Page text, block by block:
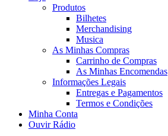
Produtos
Bilhetes
Merchandising
Musica
As Minhas Compras
Carrinho de Compras
As Minhas Encomendas
Informações Legais
Entregas e Pagamentos
Termos e Condições
Minha Conta
Ouvir Rádio